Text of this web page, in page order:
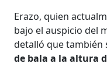
Erazo, quien
bajo el auspicio del
detalló que
de bala a la altura